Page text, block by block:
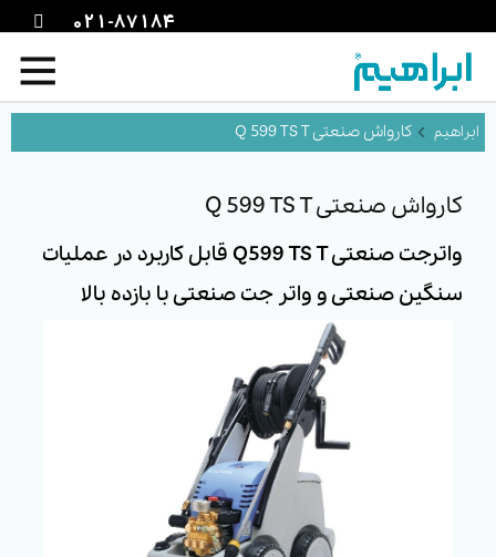
021-87184
کارواش صنعتی Q 599 TS T
کارواش صنعتی Q 599 TS T
واترجت صنعتی Q599 TS T قابل کاربرد در عملیات
سنگین صنعتی و واتر جت صنعتی با بازده بالا